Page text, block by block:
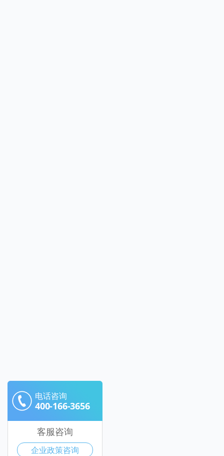
电话咨询
400-166-3656
客服咨询
企业政策咨询